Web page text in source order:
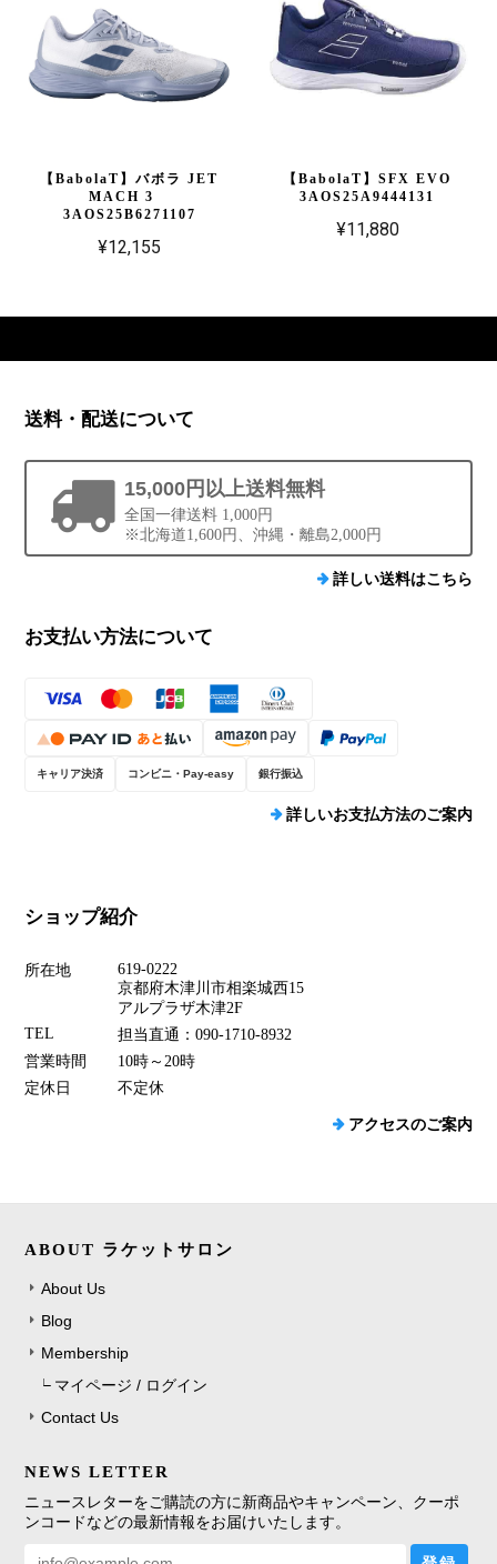
【BabolaT】バボラ JET
MACH 3
3AOS25B6271107
¥12,155
【BabolaT】SFX EVO
3AOS25A9444131
¥11,880
送料・配送について
15,000円以上送料無料
全国一律送料 1,000円
※北海道1,600円、沖縄・離島2,000円
詳しい送料はこちら
お支払い方法について
キャリア決済 コンビニ・Pay-easy 銀行振込
詳しいお支払方法のご案内
ショップ紹介
所在地
619-0222
京都府木津川市相楽城西15
アルプラザ木津2F
TEL
担当直通：090-1710-8932
営業時間
10時～20時
定休日
不定休
アクセスのご案内
ABOUT ラケットサロン
About Us
Blog
Membership
マイページ / ログイン
Contact Us
NEWS LETTER
ニュースレターをご購読の方に新商品やキャンペーン、クーポ
ンコードなどの最新情報をお届けいたします。